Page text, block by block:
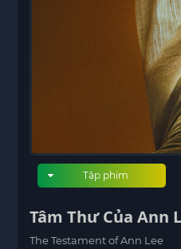
Tập phim
Tâm Thư Của Ann
The Testament of Ann Lee